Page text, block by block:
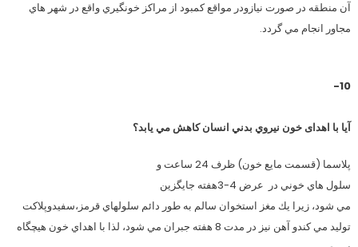
آن منطقه در صورت نيازودر مواقع كمبود از مراكز خونگيري واقع در شهر هاي
مجاور انجام مي گردد.
10-
آیا با اهدای خون نيروي بدني انسان كاهش مي يابد؟
پلاسما (قسمت مايع خون) ظرف 24 ساعت و
سلول هاي خوني در عرض 4-3هفته جايگزين
مي شود، زيرا يك مغز استخوان سالم به طور دائم سلولهاي قرمز،سفيدوپلاكت
توليد مي كندو آهن نيز در مدت 8 هفته جبران مي شود، لذا با اهداي خون هيچگاه